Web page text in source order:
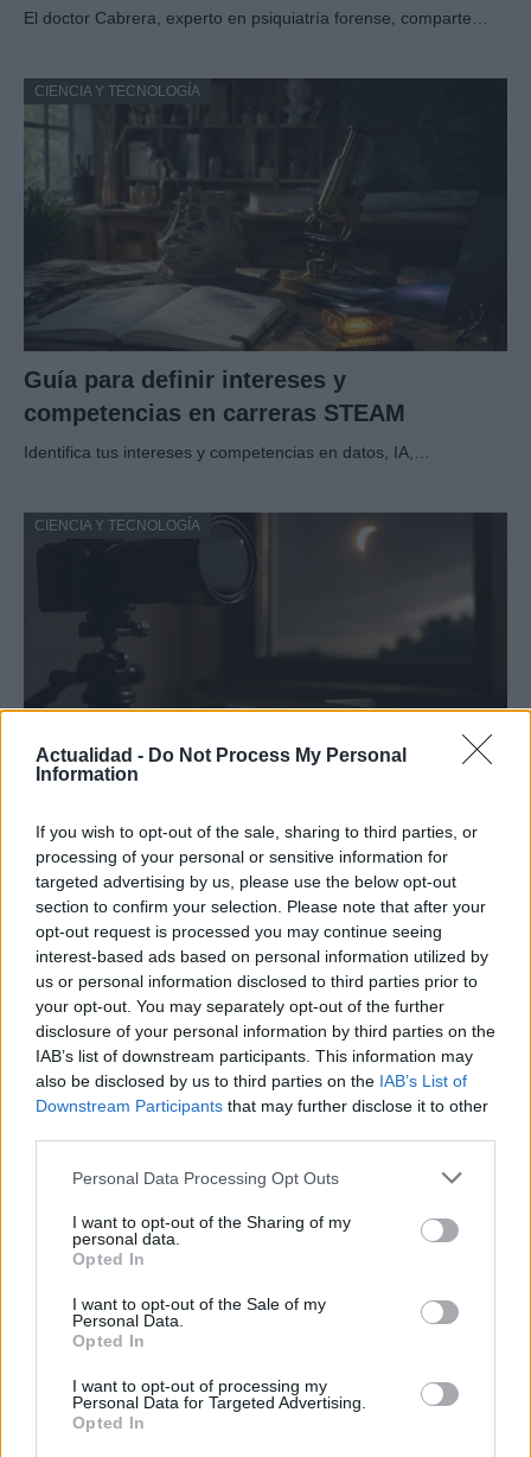
Actualidad - Do Not Process My Personal
Information
If you wish to opt-out of the sale, sharing to third parties, or
processing of your personal or sensitive information for
targeted advertising by us, please use the below opt-out
section to confirm your selection. Please note that after your
opt-out request is processed you may continue seeing
interest-based ads based on personal information utilized by
us or personal information disclosed to third parties prior to
your opt-out. You may separately opt-out of the further
disclosure of your personal information by third parties on the
IAB’s list of downstream participants. This information may
also be disclosed by us to third parties on the IAB’s List of
Downstream Participants that may further disclose it to other
Please note that this website/app uses one or more Google
not limited to your visit or usage behaviour. You may click to
grant or deny consent to Google and its third-party tags to
use your data for below specified purposes in below Google
consent section.
Personal Data Processing Opt Outs
I want to opt-out of the Sharing of my
personal data.
Opted In
I want to opt-out of the Sale of my
Personal Data.
Opted In
I want to opt-out of processing my
Personal Data for Targeted Advertising.
Opted In
El doctor Cabrera, experto en psiquiatría forense, comparte…
CIENCIA Y TECNOLOGÍA
Guía para definir intereses y
competencias en carreras STEAM
Identifica tus intereses y competencias en datos, IA,…
CIENCIA Y TECNOLOGÍA
consejos para fotografiar eclipses solares
Un eclipse solar es un espectáculo natural que…
CIENCIA Y TECNOLOGÍA
Cómo elegir una carrera STEAM: perfiles
Descubre cómo elegir la mejor opción en STEAM:…
CIENCIA Y TECNOLOGÍA